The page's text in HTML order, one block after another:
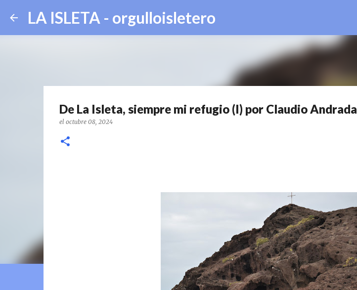
LA ISLETA - orgulloisletero
De La Isleta, siempre mi refugio (I) por Claudio Andrada
el octubre 08, 2024